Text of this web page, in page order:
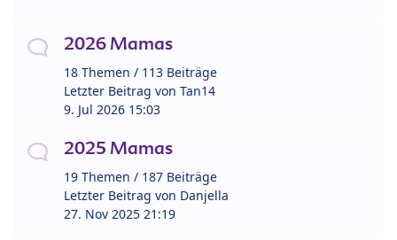
2026 Mamas
18 Themen / 113 Beiträge
Letzter Beitrag von Tan14
9. Jul 2026 15:03
2025 Mamas
19 Themen / 187 Beiträge
Letzter Beitrag von Danjella
27. Nov 2025 21:19